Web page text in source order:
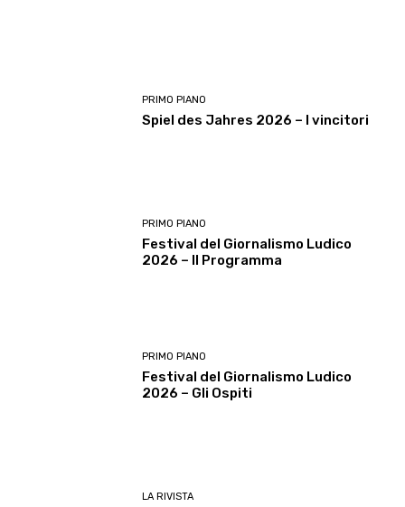
PRIMO PIANO
Spiel des Jahres 2026 – I vincitori
PRIMO PIANO
Festival del Giornalismo Ludico
2026 – Il Programma
PRIMO PIANO
Festival del Giornalismo Ludico
2026 – Gli Ospiti
LA RIVISTA